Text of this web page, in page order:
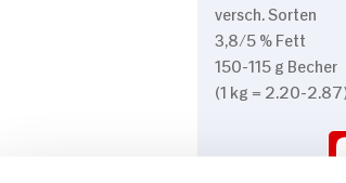
versch. Sorten
3,8/5 % Fett
150-115 g Becher
(1 kg = 2.20-